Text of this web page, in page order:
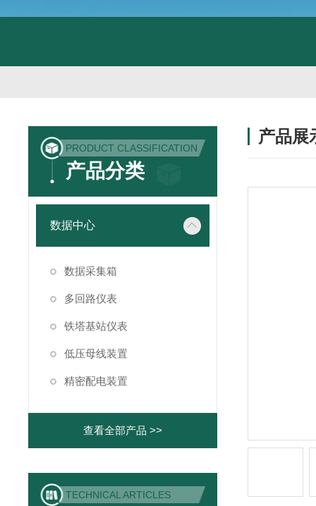
产品展
PRODUCT CLASSIFICATION
产品分类
数据中心
数据采集箱
多回路仪表
铁塔基站仪表
低压母线装置
精密配电装置
查看全部产品 >>
TECHNICAL ARTICLES